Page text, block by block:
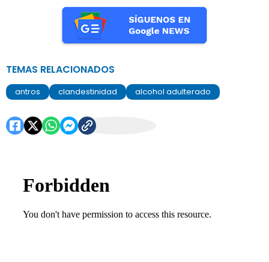
TEMAS RELACIONADOS
antros clandestinidad alcohol adulterado